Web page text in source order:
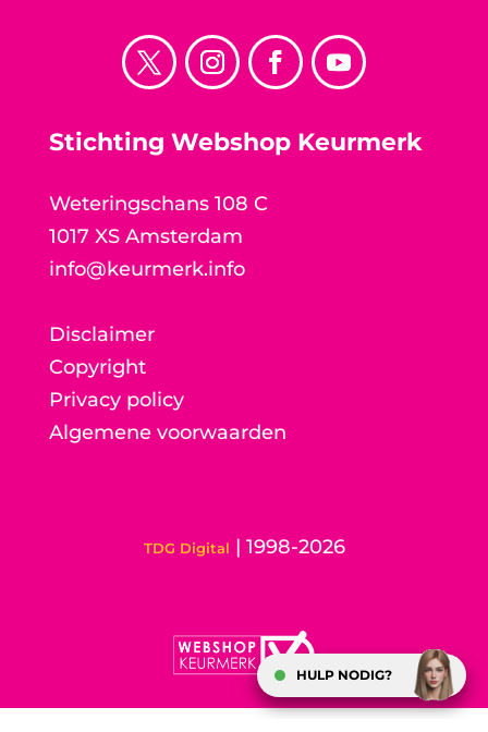
Stichting Webshop Keurmerk
Weteringschans 108 C
1017 XS Amsterdam
info@keurmerk.info
Disclaimer
Copyright
Privacy policy
Algemene voorwaarden
TDG Digital | 1998-2026
HULP NODIG?